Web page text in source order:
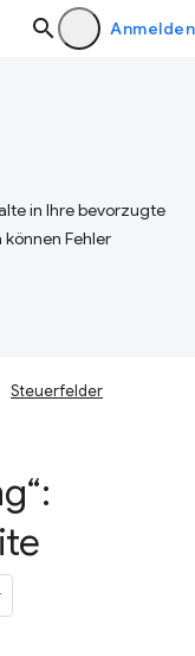
Anmelden
in Ihre bevorzugte
Fehler
Steuerfelder